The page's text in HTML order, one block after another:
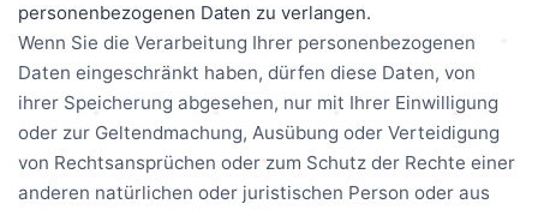
personenbezogenen Daten zu verlangen.
Wenn Sie die Verarbeitung Ihrer personenbezogenen
Daten eingeschränkt haben, dürfen diese Daten, von
ihrer Speicherung abgesehen, nur mit Ihrer Einwilligung
oder zur Geltendmachung, Ausübung oder Verteidigung
von Rechtsansprüchen oder zum Schutz der Rechte einer
anderen natürlichen oder juristischen Person oder aus